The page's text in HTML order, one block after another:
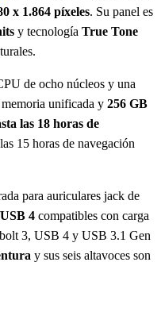
x 1.864 píxeles. Su panel es
y tecnología True Tone
de ocho núcleos y una
memoria unificada y 256 GB
las 18 horas de
15 horas de navegación
para auriculares jack de
4 compatibles con carga
3, USB 4 y USB 3.1 Gen
y sus seis altavoces son